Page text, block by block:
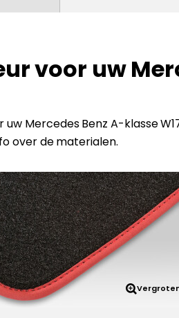
voor uw
Mercedes Benz A-klasse
over de materialen.